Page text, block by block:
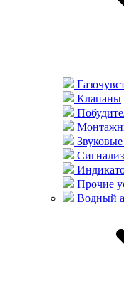
Клапаны
Прочие
Водный